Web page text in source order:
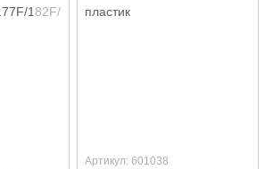
Артикул: 601038